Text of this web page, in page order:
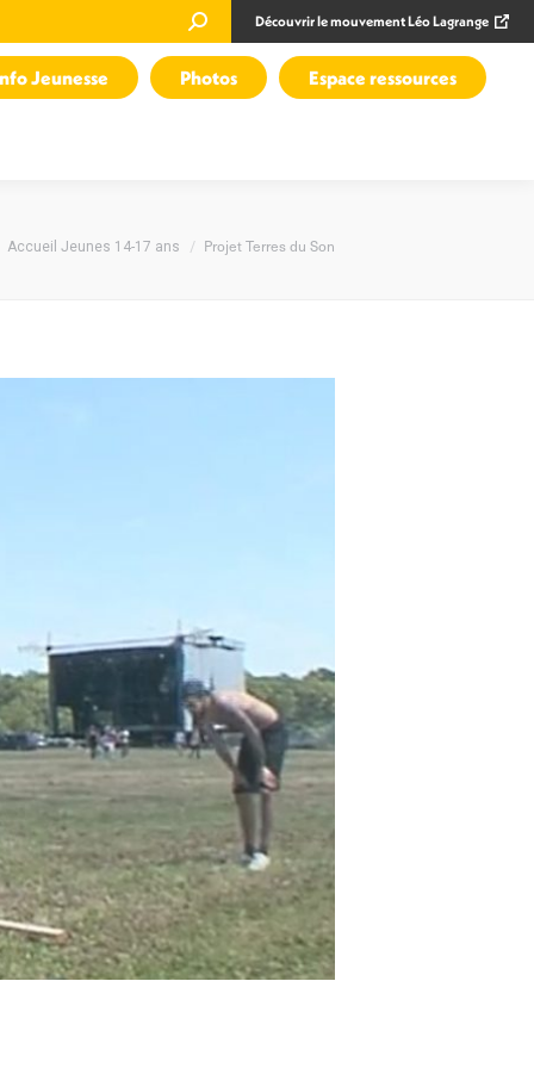
Recherche
:
Découvrir le mouvement Léo Lagrange
Jeunesse Photos Espace ressources
ici :
Accueil Jeunes 14-17 ans Projet Terres du Son